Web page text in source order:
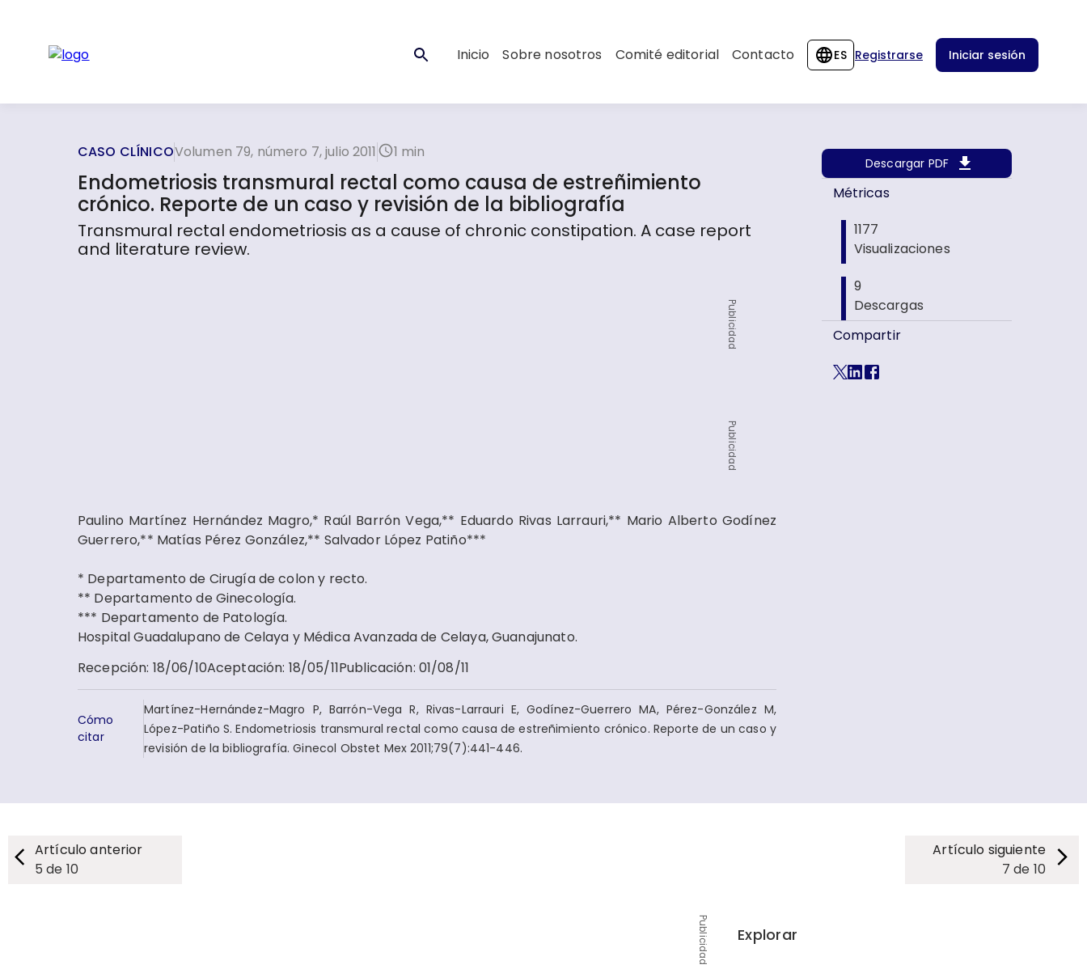
Inicio Sobre nosotros Comité editorial Contacto ES Registrarse Iniciar sesión
CASO CLÍNICOVolumen 79, número 7, julio 2011 1 min
Endometriosis transmural rectal como causa de estreñimiento
crónico. Reporte de un caso y revisión de la bibliografía
Transmural rectal endometriosis as a cause of chronic constipation. A case report
and literature review.
Publicidad
Publicidad
Paulino Martínez Hernández Magro,* Raúl Barrón Vega,** Eduardo Rivas Larrauri,** Mario Alberto Godínez
Guerrero,** Matías Pérez González,** Salvador López Patiño***
* Departamento de Cirugía de colon y recto.
** Departamento de Ginecología.
*** Departamento de Patología.
Hospital Guadalupano de Celaya y Médica Avanzada de Celaya, Guanajunato.
Recepción: 18/06/10Aceptación: 18/05/11Publicación: 01/08/11
Cómo
citar
Martínez-Hernández-Magro P, Barrón-Vega R, Rivas-Larrauri E, Godínez-Guerrero MA, Pérez-González M,
López-Patiño S. Endometriosis transmural rectal como causa de estreñimiento crónico. Reporte de un caso y
revisión de la bibliografía. Ginecol Obstet Mex 2011;79(7):441-446.
Descargar PDF
Métricas
1177
Visualizaciones
9
Descargas
Compartir
Artículo anterior
5 de 10
Artículo siguiente
7 de 10
Publicidad Explorar